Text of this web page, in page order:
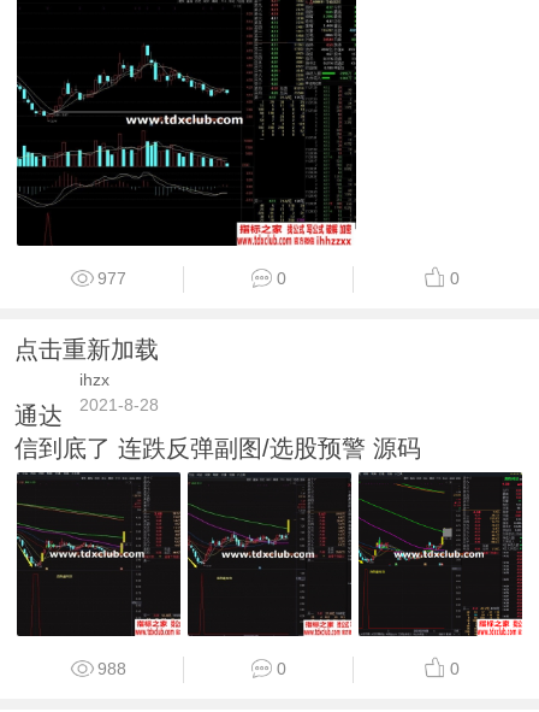
977 0 0
点击重新加载
ihzx
2021-8-28
通达
信到底了 连跌反弹副图/选股预警 源码
988 0 0